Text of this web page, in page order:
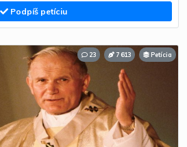
Podpíš petíciu
23 7 613 Petícia